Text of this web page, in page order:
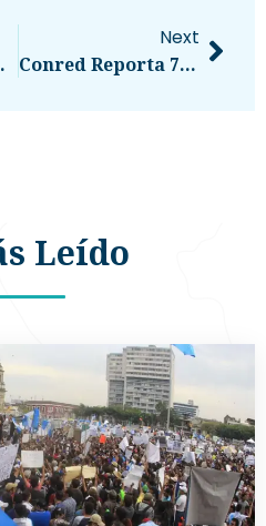
En Guatemala
Next
Conred Reporta 75 Emergencias Atendidas Tras La Secuencia Sísmica En Guatemala
Leído